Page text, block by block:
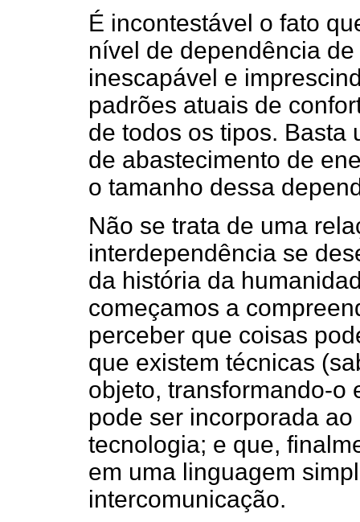
É incontestável o fato
nível de dependência
inescapável e
padrões atuais de
de todos os tipos. Basta
de abastecimento de
o tamanho dessa
Não se trata de uma
interdependência se
da história da
começamos a
perceber que coisas
que existem técnicas
objeto, transformando-o
pode ser incorporada
tecnologia; e que,
em uma linguagem
intercomunicação.